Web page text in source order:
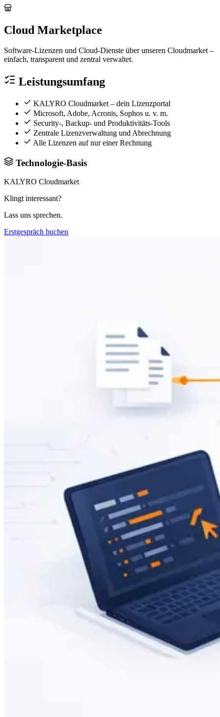
Cloud Marketplace
Software-Lizenzen und Cloud-Dienste über unseren Cloudmarket –
einfach, transparent und zentral verwaltet.
Leistungsumfang
KALYRO Cloudmarket – dein Lizenzportal
Microsoft, Adobe, Acronis, Sophos u. v. m.
Security-, Backup- und Produktivitäts-Tools
Zentrale Lizenzverwaltung und Abrechnung
Alle Lizenzen auf nur einer Rechnung
Technologie-Basis
KALYRO Cloudmarket
Klingt interessant?
Lass uns sprechen.
Erstgespräch buchen